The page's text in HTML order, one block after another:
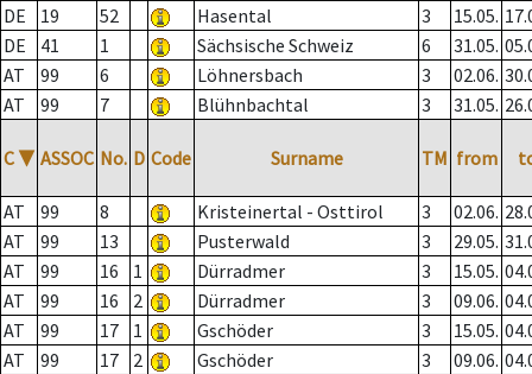
DE
19 52 Hasental 3 15.05.
DE
41 1 Sächsische Schweiz 6 31.05.
AT
99 6 Löhnersbach 3 02.06.
AT
99 7 Blühnbachtal 3 31.05.
C ▼ ASSOC No. D Code Surname TM from
AT 99 8 Kristeinertal - Osttirol 3 02.06.
AT
99 13 Pusterwald 3 29.05.
AT
99 16 1 Dürradmer 3 15.05.
AT
99 16 2 Dürradmer 3 09.06.
AT
99 17 1 Gschöder 3 15.05.
AT
99 17 2 Gschöder 3 09.06.